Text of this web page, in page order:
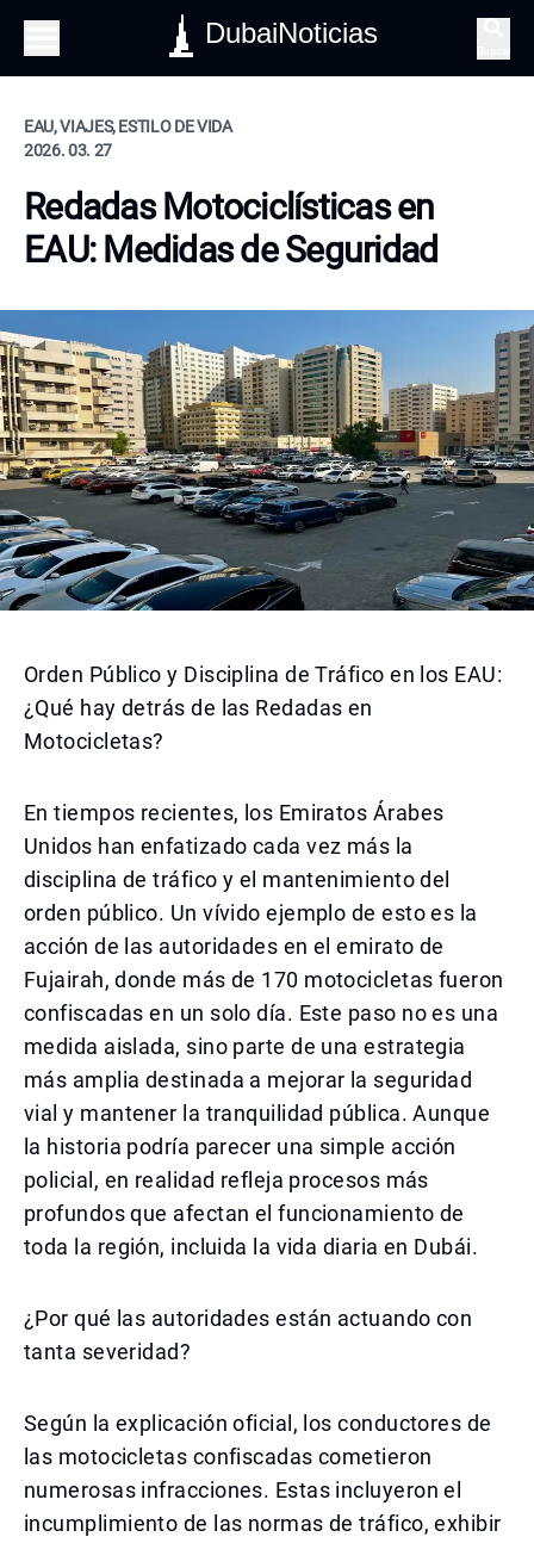
DubaiNoticias
EAU, VIAJES, ESTILO DE VIDA
2026. 03. 27
Redadas Motociclísticas en
EAU: Medidas de Seguridad
Orden Público y Disciplina de Tráfico en los EAU:
¿Qué hay detrás de las Redadas en
Motocicletas?
En tiempos recientes, los Emiratos Árabes
Unidos han enfatizado cada vez más la
disciplina de tráfico y el mantenimiento del
orden público. Un vívido ejemplo de esto es la
acción de las autoridades en el emirato de
Fujairah, donde más de 170 motocicletas fueron
confiscadas en un solo día. Este paso no es una
medida aislada, sino parte de una estrategia
más amplia destinada a mejorar la seguridad
vial y mantener la tranquilidad pública. Aunque
la historia podría parecer una simple acción
policial, en realidad refleja procesos más
profundos que afectan el funcionamiento de
toda la región, incluida la vida diaria en Dubái.
¿Por qué las autoridades están actuando con
tanta severidad?
Según la explicación oficial, los conductores de
las motocicletas confiscadas cometieron
numerosas infracciones. Estas incluyeron el
incumplimiento de las normas de tráfico, exhibir